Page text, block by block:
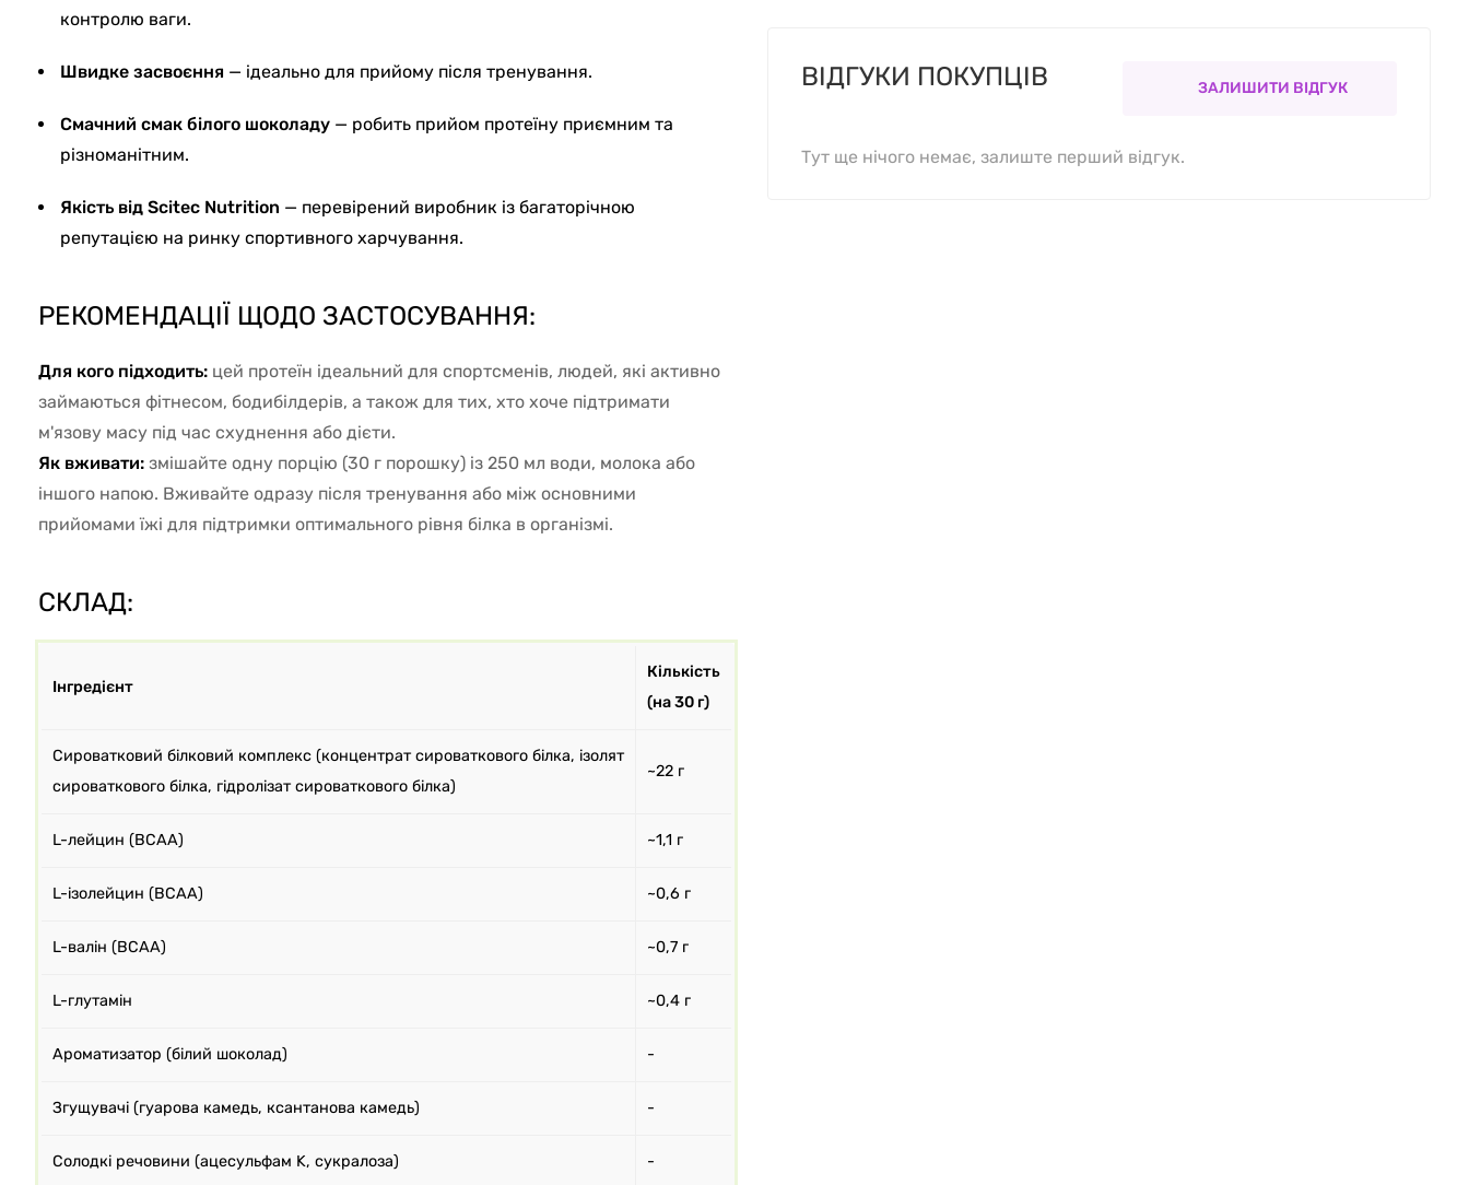
контролю ваги.
Швидке засвоєння — ідеально для прийому після тренування.
Смачний смак білого шоколаду — робить прийом протеїну приємним та
різноманітним.
Якість від Scitec Nutrition — перевірений виробник із багаторічною
репутацією на ринку спортивного харчування.
РЕКОМЕНДАЦІЇ ЩОДО ЗАСТОСУВАННЯ:
Для кого підходить: цей протеїн ідеальний для спортсменів, людей, які активно
займаються фітнесом, бодибілдерів, а також для тих, хто хоче підтримати
м'язову масу під час схуднення або дієти.
Як вживати: змішайте одну порцію (30 г порошку) із 250 мл води, молока або
іншого напою. Вживайте одразу після тренування або між основними
прийомами їжі для підтримки оптимального рівня білка в організмі.
СКЛАД:
Інгредієнт
Кількість
(на 30 г)
Сироватковий білковий комплекс (концентрат сироваткового білка, ізолят
сироваткового білка, гідролізат сироваткового білка)
~22 г
L-лейцин (BCAA) ~1,1 г
L-ізолейцин (BCAA) ~0,6 г
L-валін (BCAA) ~0,7 г
L-глутамін ~0,4 г
Ароматизатор (білий шоколад) -
Згущувачі (гуарова камедь, ксантанова камедь) -
Солодкі речовини (ацесульфам K, сукралоза) -
ВІДГУКИ ПОКУПЦІВ ЗАЛИШИТИ ВІДГУК
Тут ще нічого немає, залиште перший відгук.